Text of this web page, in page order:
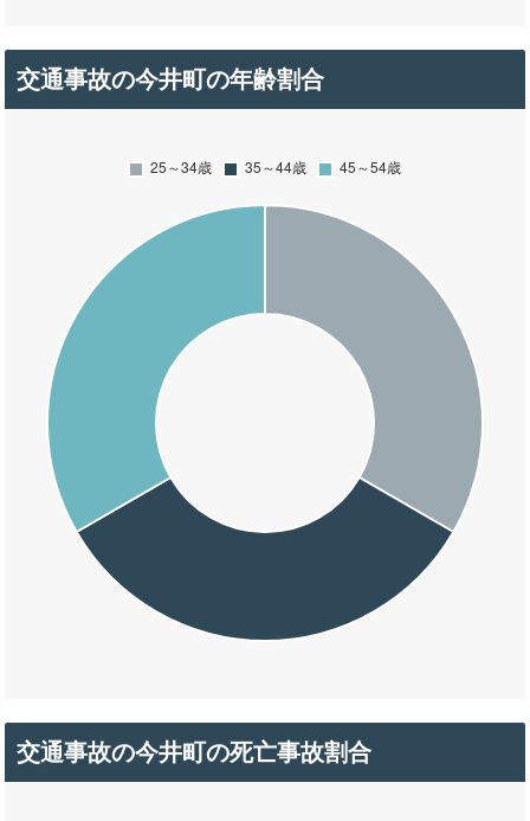
交通事故の今井町の年齢割合
交通事故の今井町の死亡事故割合